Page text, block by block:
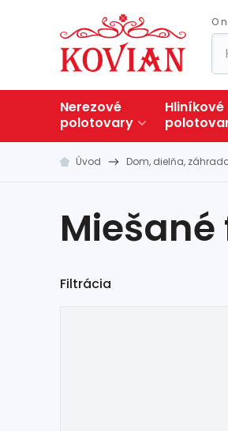
O
Nerezové
polotovary
Hliníkové
Úvod Dom, dielňa,
Filtrácia